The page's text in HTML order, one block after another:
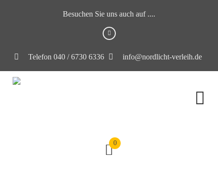
Besuchen Sie uns auch auf ....
Telefon 040 / 6730 6336 info@nordlicht-verleih.de
0